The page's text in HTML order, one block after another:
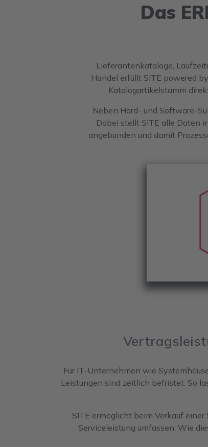
Das
Lieferantenkataloge,
Handel erfüllt SITE powered
Katalogartikelstamm
Neben Hard- und Software-
Dabei stellt SITE alle Daten
angebunden und damit
Für IT-Unternehmen wie
Leistungen sind zeitlich befristet. So
SITE ermöglicht beim Verkauf
Serviceleistung umfassen. Wie